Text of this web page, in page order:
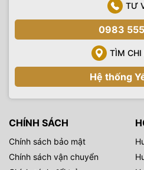
TƯ
0983
TÌM CHI
Hệ thống
CHÍNH SÁCH
Chính sách bảo mật
Chính sách vận chuyển